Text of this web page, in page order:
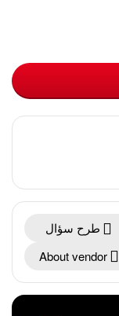
طرح سؤال
About vendor